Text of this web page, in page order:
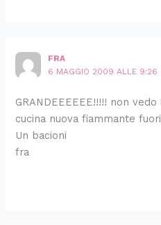
FRA
6 MAGGIO 2009 ALLE 9:26
GRANDEEEEEE!!!!! non
cucina nuova fiammante
Un bacioni
fra